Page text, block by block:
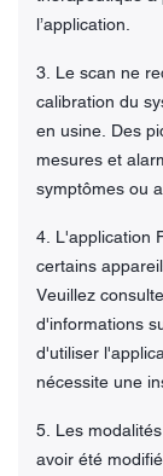
l’application.
3. Le scan ne
calibration du
en usine. Des
mesures et
symptômes ou
4. L'application
certains
Veuillez
d'informations
d'utiliser
nécessite une
5. Les
avoir été